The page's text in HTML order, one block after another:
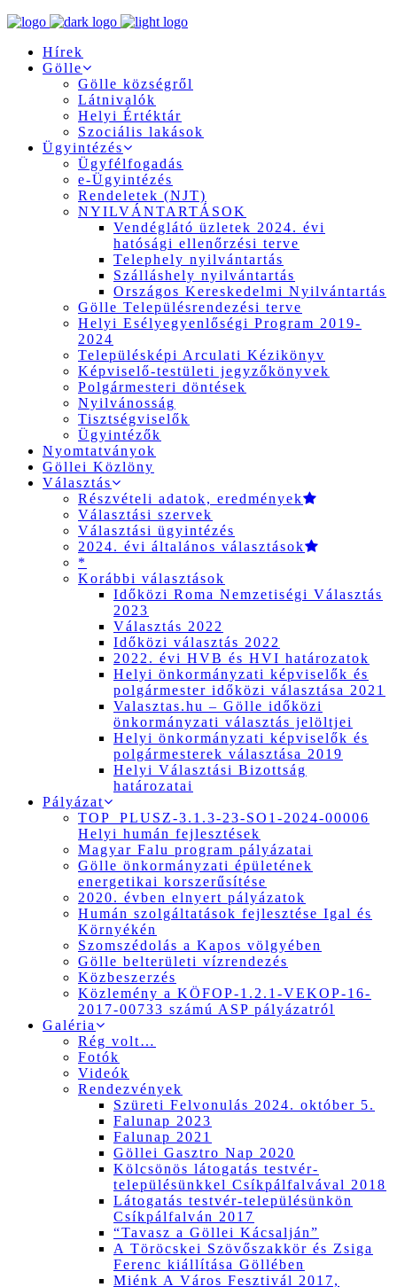
Hírek
Gölle
Gölle községről
Látnivalók
Helyi Értéktár
Szociális lakások
Ügyintézés
Ügyfélfogadás
e-Ügyintézés
Rendeletek (NJT)
NYILVÁNTARTÁSOK
Vendéglátó üzletek 2024. évi
hatósági ellenőrzési terve
Telephely nyilvántartás
Szálláshely nyilvántartás
Országos Kereskedelmi Nyilvántartás
Gölle Településrendezési terve
Helyi Esélyegyenlőségi Program 2019-
2024
Településképi Arculati Kézikönyv
Képviselő-testületi jegyzőkönyvek
Polgármesteri döntések
Nyilvánosság
Tisztségviselők
Ügyintézők
Nyomtatványok
Göllei Közlöny
Választás
Részvételi adatok, eredmények
Választási szervek
Választási ügyintézés
2024. évi általános választások
*
Korábbi választások
Időközi Roma Nemzetiségi Választás
2023
Választás 2022
Időközi választás 2022
2022. évi HVB és HVI határozatok
Helyi önkormányzati képviselők és
polgármester időközi választása 2021
Valasztas.hu – Gölle időközi
önkormányzati választás jelöltjei
Helyi önkormányzati képviselők és
polgármesterek választása 2019
Helyi Választási Bizottság
határozatai
Pályázat
TOP_PLUSZ-3.1.3-23-SO1-2024-00006
Helyi humán fejlesztések
Magyar Falu program pályázatai
Gölle önkormányzati épületének
energetikai korszerűsítése
2020. évben elnyert pályázatok
Humán szolgáltatások fejlesztése Igal és
Környékén
Szomszédolás a Kapos völgyében
Gölle belterületi vízrendezés
Közbeszerzés
Közlemény a KÖFOP-1.2.1-VEKOP-16-
2017-00733 számú ASP pályázatról
Galéria
Rég volt…
Fotók
Videók
Rendezvények
Szüreti Felvonulás 2024. október 5.
Falunap 2023
Falunap 2021
Göllei Gasztro Nap 2020
Kölcsönös látogatás testvér-
településünkkel Csíkpálfalvával 2018
Látogatás testvér-településünkön
Csíkpálfalván 2017
“Tavasz a Göllei Kácsalján”
A Töröcskei Szövőszakkör és Zsiga
Ferenc kiállítása Göllében
Miénk A Város Fesztivál 2017,